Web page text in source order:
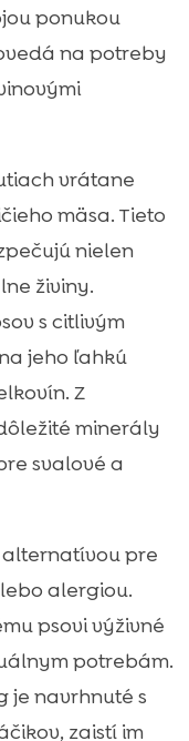
ponukou
na potreby
vrátane
mäsa. Tieto
nielen
živiny.
s citlivým
jeho ľahkú
Z
minerály
svalové a
pre
alergiou.
psovi výživné
potrebám.
je navrhnuté s
zaistí im